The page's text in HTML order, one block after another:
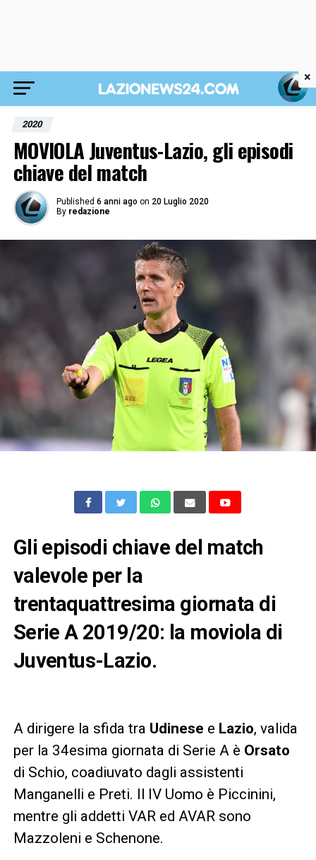
2020
MOVIOLA Juventus-Lazio, gli episodi
chiave del match
Published 6 anni ago on 20 Luglio 2020
By redazione
Gli episodi chiave del match
valevole per la
trentaquattresima giornata di
Serie A 2019/20: la moviola di
Juventus-Lazio.
A dirigere la sfida tra Udinese e Lazio, valida
per la 34esima giornata di Serie A è Orsato
di Schio, coadiuvato dagli assistenti
Manganelli e Preti. Il IV Uomo è Piccinini,
mentre gli addetti VAR ed AVAR sono
Mazzoleni e Schenone.
×